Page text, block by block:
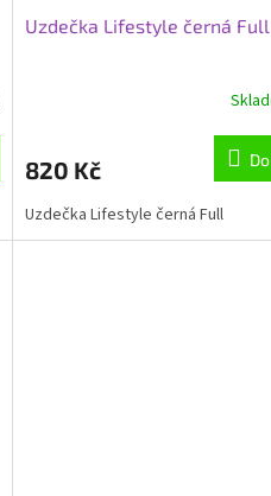
Uzdečka Lifestyle černá
820 Kč
Uzdečka Lifestyle černá Full